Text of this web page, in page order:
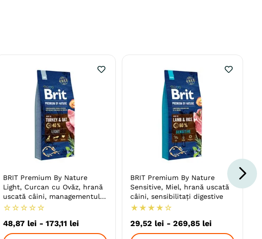
BRIT Premium By Nature
Light, Curcan cu Ovăz, hrană
uscată câini, managementul
greutății
☆ ☆ ☆ ☆ ☆
48,87 lei - 173,11 lei
BRIT Premium By Nature
Sensitive, Miel, hrană uscată
câini, sensibilitați digestive
★ ★ ★ ★ ☆
29,52 lei - 269,85 lei